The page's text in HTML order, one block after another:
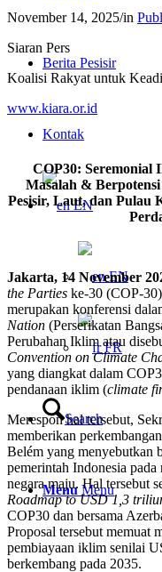
Berita Pesisir
Kontak
EN
EN
FR
Search
Menu Menu
November 14, 2025/in
Siaran Pers
Koalisi Rakyat untuk
www.kiara.or.id
COP30: Seremonial
Masalah &
Pesisir, Laut, dan Pulau
Jakarta, 14 November
the Parties ke-30 (COP-
merupakan konferensi
Nation (Perserikatan
Perubahan Iklim atau
Convention on Climate
yang diangkat dalam
pendanaan iklim (climate
Merespon hal tersebut,
memberikan
Belém yang menyebutkan
pemerintah Indonesia
negara maju. Hal tersebut
Roadmap to USD 1,3
COP30 dan bersama
Proposal tersebut memuat
pembiayaan iklim senilai
berkembang pada 2035.